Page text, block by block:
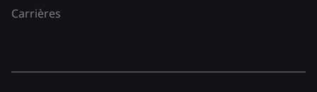
Carrières